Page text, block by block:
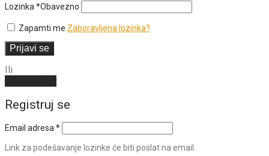
Lozinka *Obavezno
Zapamti me Zaboravljena lozinka?
Prijavi se
Ili
Registruj se
Email adresa *
Link za podešavanje lozinke će biti poslat na email.